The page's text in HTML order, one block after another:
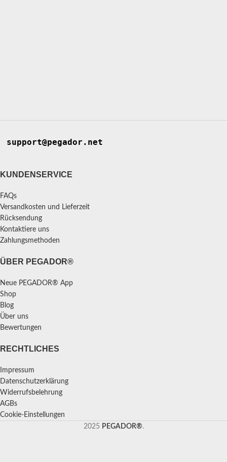
support@pegador.net
KUNDENSERVICE
FAQs
Versandkosten und Lieferzeit
Rücksendung
Kontaktiere uns
Zahlungsmethoden
ÜBER PEGADOR®
Neue PEGADOR® App
Shop
Blog
Über uns
Bewertungen
RECHTLICHES
Impressum
Datenschutzerklärung
Widerrufsbelehrung
AGBs
Cookie-Einstellungen
2025 PEGADOR®.